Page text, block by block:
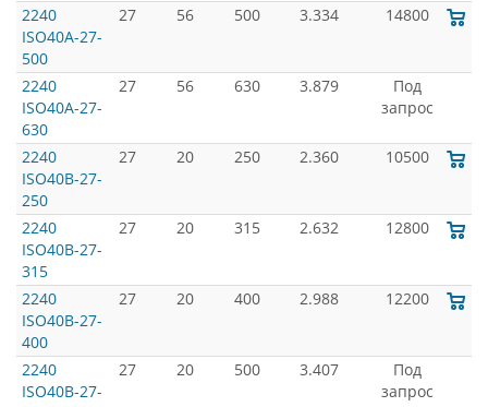
2240
ISO40A-27-
500
27 56 500 3.334 14800
2240
ISO40A-27-
630
27 56 630 3.879
Под
запрос
2240
ISO40B-27-
250
27 20 250 2.360 10500
2240
ISO40B-27-
315
27 20 315 2.632 12800
2240
ISO40B-27-
400
27 20 400 2.988 12200
2240
ISO40B-27-
27 20 500 3.407
Под
запрос